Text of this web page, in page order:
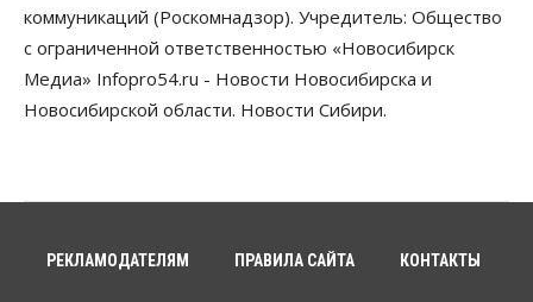
Общество
Медики готовятся к второму пику активности
клещей в Новосибирской области
06 Августа 2026, 10:00
06 Августа 2026, 09:00
Застройщики Новосибирска
коммуникаций (Роскомнадзор). Учредитель: Общество
с ограниченной ответственностью «Новосибирск
Медиа» Infopro54.ru - Новости Новосибирска и
Новосибирской области. Новости Сибири.
РЕКЛАМОДАТЕЛЯМ ПРАВИЛА САЙТА КОНТАКТЫ